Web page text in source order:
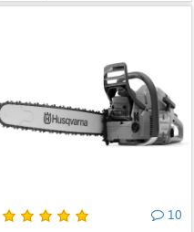
10